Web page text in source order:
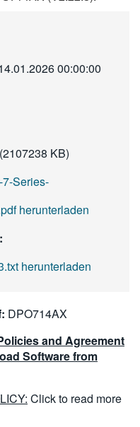
00:00:00
(2107238 KB)
Series-
herunterladen
herunterladen
DPO714AX
and Agreement
Software from
Click to read more